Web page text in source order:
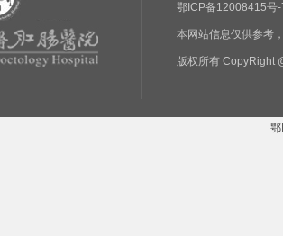
鄂ICP备12008415号
本网站信息仅供参考
版权所有 CopyRight